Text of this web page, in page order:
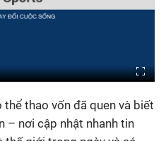
thao vốn đã quen và biết
– nơi cập nhật nhanh tin